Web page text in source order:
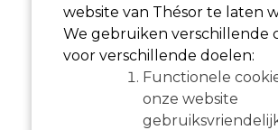
website van Thésor te laten
We gebruiken verschillende
voor verschillende doelen:
Functionele
onze website